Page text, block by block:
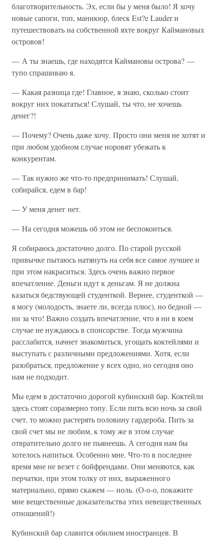
благотворительность. Эх, если бы у меня было! Я хочу
новые сапоги, топ, маникюр, блеск Est?e Lauder и
путешествовать на собственной яхте вокруг Каймановых
островов!
— А ты знаешь, где находятся Каймановы острова? —
тупо спрашиваю я.
— Какая разница где! Главное, я знаю, сколько стоит
вокруг них покататься! Слушай, ты что, не хочешь
денег?!
— Почему? Очень даже хочу. Просто они меня не хотят и
при любом удобном случае норовят убежать к
конкурентам.
— Так нужно же что-то предпринимать! Слушай,
собирайся, едем в бар!
— У меня денег нет.
— На сегодня можешь об этом не беспокоиться.
Я собираюсь достаточно долго. По старой русской
привычке пытаюсь натянуть на себя все самое лучшее и
при этом накраситься. Здесь очень важно первое
впечатление. Деньги идут к деньгам. Я не должна
казаться бедствующей студенткой. Вернее, студенткой —
я могу (молодость, знаете ли, всегда плюс), но бедной —
ни за что! Важно создать впечатление, что я ни в коем
случае не нуждаюсь в спонсорстве. Тогда мужчина
расслабится, начнет знакомиться, угощать коктейлями и
выступать с различными предложениями. Хотя, если
разобраться, предложение у всех одно, но сегодня оно
нам не подходит.
Мы едем в достаточно дорогой кубинский бар. Коктейли
здесь стоят соразмерно топу. Если пить всю ночь за свой
счет, то можно растерять половину гардероба. Пить за
свой счет мы не любим, к тому же в этом случае
отвратительно долго не пьянеешь. А сегодня нам бы
хотелось напиться. Особенно мне. Что-то в последнее
время мне не везет с бойфрендами. Они меняются, как
перчатки, при этом толку от них, выраженного
материально, прямо скажем — ноль. (О-о-о, покажите
мне вещественные доказательства этих невещественных
отношений!)
Кубинский бар славится обилием иностранцев. В